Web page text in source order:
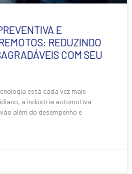
E
REDUZINDO
COM SEU
está cada vez mais
a indústria automotiva
além do desempenho e